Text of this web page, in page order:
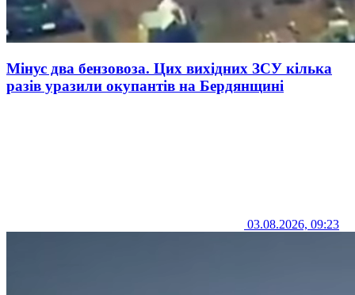
Мінус два бензовоза. Цих вихідних ЗСУ кілька
разів уразили окупантів на Бердянщині
03.08.2026, 09:23